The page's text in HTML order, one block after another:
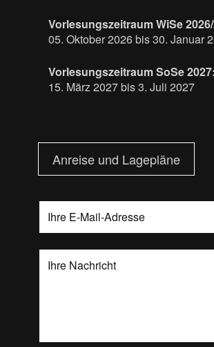
Vorlesungszeitraum WiSe
05. Oktober 2026 bis 30. Januar
Vorlesungszeitraum SoSe 2027:
15. März 2027 bis 3. Juli 2027
Anreise und Lagepläne